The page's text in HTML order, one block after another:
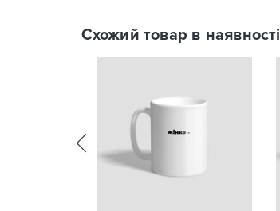
Схожий товар в наявності